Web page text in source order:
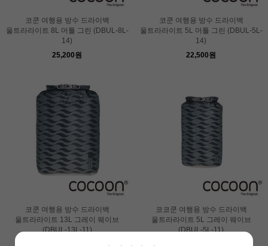
코쿤 여행용 방수 드라이백
울트라라이트 8L 머틀 그린 (DBUL-8L-
14)
25,200원
코쿤 여행용 방수 드라이백
울트라라이트 5L 머틀 그린 (DBUL-5L-
14)
22,500원
코쿤 여행용 방수 드라이백
울트라라이트 13L 그레이 웨이브
(DBUL-13L-11)
코코쿤 여행용 방수 드라이백
울트라라이트 5L 그레이 웨이브
(DBUL-5L-11)